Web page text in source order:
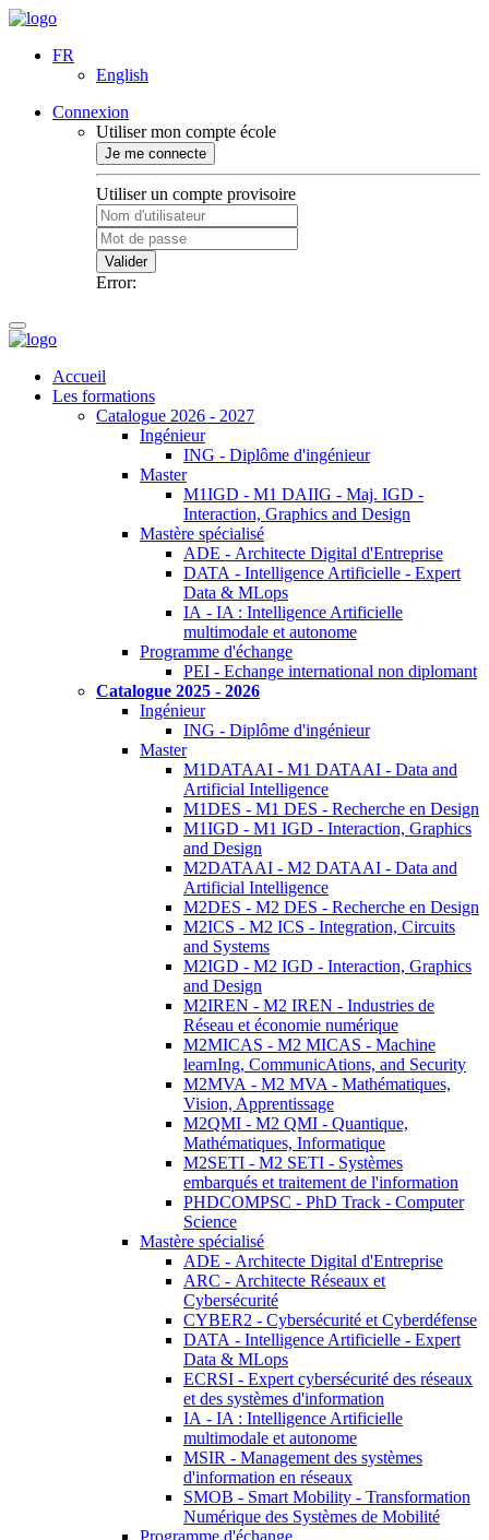
FR
English
Connexion
Utiliser mon compte école
Je me connecte
Utiliser un compte provisoire
Valider
Error:
Accueil
Les formations
Catalogue 2026 - 2027
Ingénieur
ING - Diplôme d'ingénieur
Master
M1IGD - M1 DAIIG - Maj. IGD -
Interaction, Graphics and Design
Mastère spécialisé
ADE - Architecte Digital d'Entreprise
DATA - Intelligence Artificielle - Expert
Data & MLops
IA - IA : Intelligence Artificielle
multimodale et autonome
Programme d'échange
PEI - Echange international non diplomant
Catalogue 2025 - 2026
Ingénieur
ING - Diplôme d'ingénieur
Master
M1DATAAI - M1 DATAAI - Data and
Artificial Intelligence
M1DES - M1 DES - Recherche en Design
M1IGD - M1 IGD - Interaction, Graphics
and Design
M2DATAAI - M2 DATAAI - Data and
Artificial Intelligence
M2DES - M2 DES - Recherche en Design
M2ICS - M2 ICS - Integration, Circuits
and Systems
M2IGD - M2 IGD - Interaction, Graphics
and Design
M2IREN - M2 IREN - Industries de
Réseau et économie numérique
M2MICAS - M2 MICAS - Machine
learnIng, CommunicAtions, and Security
M2MVA - M2 MVA - Mathématiques,
Vision, Apprentissage
M2QMI - M2 QMI - Quantique,
Mathématiques, Informatique
M2SETI - M2 SETI - Systèmes
embarqués et traitement de l'information
PHDCOMPSC - PhD Track - Computer
Science
Mastère spécialisé
ADE - Architecte Digital d'Entreprise
ARC - Architecte Réseaux et
Cybersécurité
CYBER2 - Cybersécurité et Cyberdéfense
DATA - Intelligence Artificielle - Expert
Data & MLops
ECRSI - Expert cybersécurité des réseaux
et des systèmes d'information
IA - IA : Intelligence Artificielle
multimodale et autonome
MSIR - Management des systèmes
d'information en réseaux
SMOB - Smart Mobility - Transformation
Numérique des Systèmes de Mobilité
Programme d'échange